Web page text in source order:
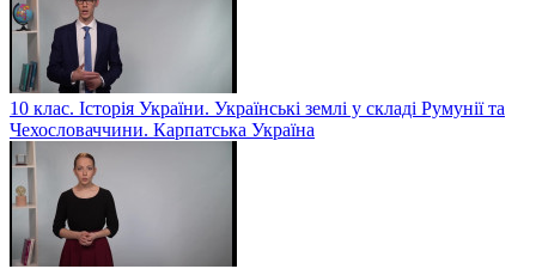
10 клас. Історія України. Українські землі у складі Румунії та
Чехословаччини. Карпатська Україна